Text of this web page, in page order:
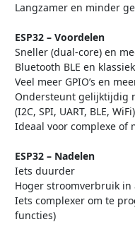
Langzamer en minder
ESP32 – Voordelen
Sneller (dual-core) en
Bluetooth BLE en klassiek
Veel meer GPIO’s en
Ondersteunt gelijktijdig
(I2C, SPI, UART, BLE, WiFi)
Ideaal voor complexe of
ESP32 – Nadelen
Iets duurder
Hoger stroomverbruik in
Iets complexer om te
functies)